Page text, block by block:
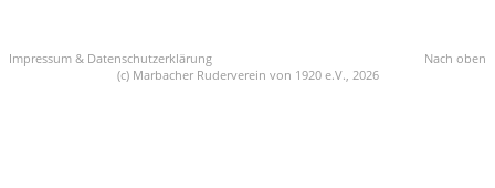
Impressum & Datenschutzerklärung
Nach oben
(c) Marbacher Ruderverein von 1920 e.V., 2026